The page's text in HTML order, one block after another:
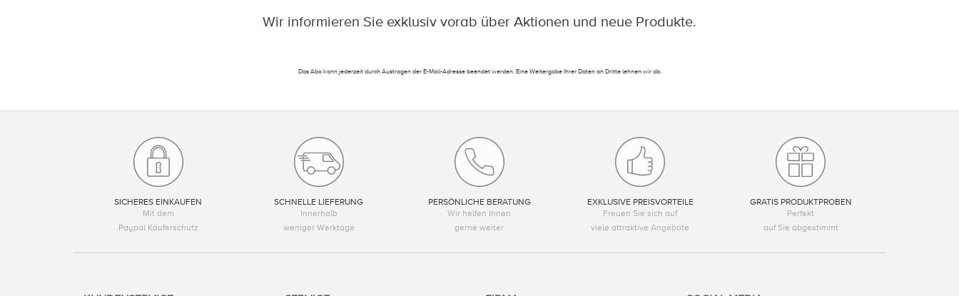
Wir informieren Sie exklusiv vorab über Aktionen und neue Produkte.
Das Abo kann jederzeit durch Austragen der E-Mail-Adresse beendet werden. Eine Weitergabe Ihrer Daten an Dritte lehnen wir ab.
SICHERES EINKAUFEN
Mit dem
Paypal Käuferschutz
SCHNELLE LIEFERUNG
Innerhalb
weniger Werktage
PERSÖNLICHE BERATUNG
Wir helfen Ihnen
gerne weiter
EXKLUSIVE PREISVORTEILE
Freuen Sie sich auf
viele attraktive Angebote
GRATIS PRODUKTPROBEN
Perfekt
auf Sie abgestimmt